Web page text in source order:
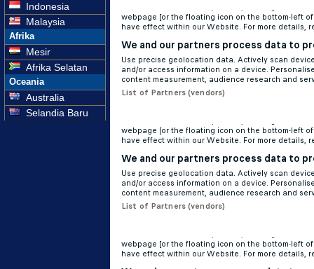
Indonesia
Malaysia
Afrika
Mesir
Afrika Selatan
Oceania
Australia
Selandia Baru